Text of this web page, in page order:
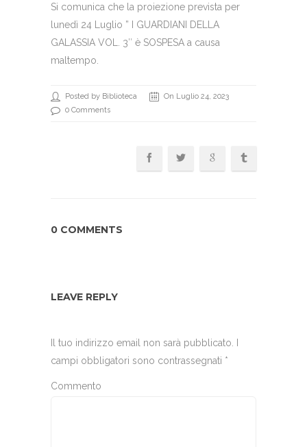
Si comunica che la proiezione prevista per
lunedì 24 Luglio ” I GUARDIANI DELLA
GALASSIA VOL. 3″ è SOSPESA a causa
maltempo.
Posted by Biblioteca
On Luglio 24, 2023
0 Comments
0 COMMENTS
LEAVE REPLY
Il tuo indirizzo email non sarà pubblicato.
campi obbligatori sono contrassegnati *
Commento